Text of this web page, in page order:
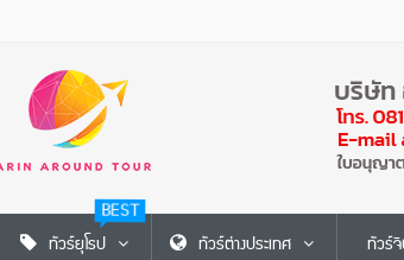
ทัวร์ยุโรป
BEST
ทัวร์ต่างประเทศ ทัวร์